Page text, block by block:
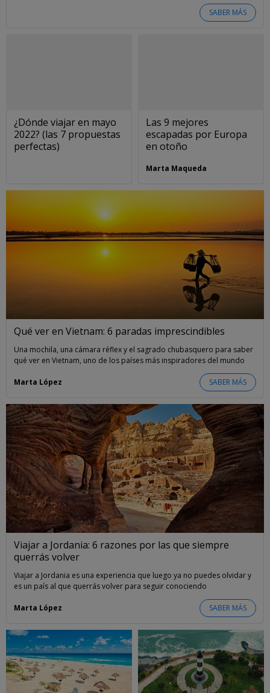
SABER MÁS
¿Dónde viajar en mayo
2022? (las 7 propuestas
perfectas)
Las 9 mejores
escapadas por Europa
en otoño
Marta Maqueda
Qué ver en Vietnam: 6 paradas imprescindibles
Una mochila, una cámara réflex y el sagrado chubasquero para saber
qué ver en Vietnam, uno de los países más inspiradores del mundo
SABER MÁS
Marta López
Viajar a Jordania: 6 razones por las que siempre
querrás volver
Viajar a Jordania es una experiencia que luego ya no puedes olvidar y
es un país al que querrás volver para seguir conociendo
SABER MÁS
Marta López